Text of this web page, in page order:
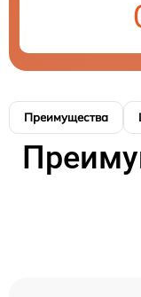
Преимущества